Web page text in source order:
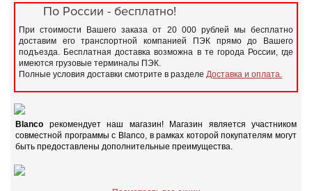
По России - бесплатно!
При стоимости Вашего заказа от 20 000 рублей мы бесплатно
доставим его транспортной компанией ПЭК прямо до Вашего
подъезда. Бесплатная доставка возможна в те города России, где
имеются грузовые терминалы ПЭК.
Полные условия доставки смотрите в разделе Доставка и оплата.
Blanco рекомендует наш магазин! Магазин является участником
совместной программы с Blanco, в рамках которой покупателям могут
быть предоставлены дополнительные преимущества.